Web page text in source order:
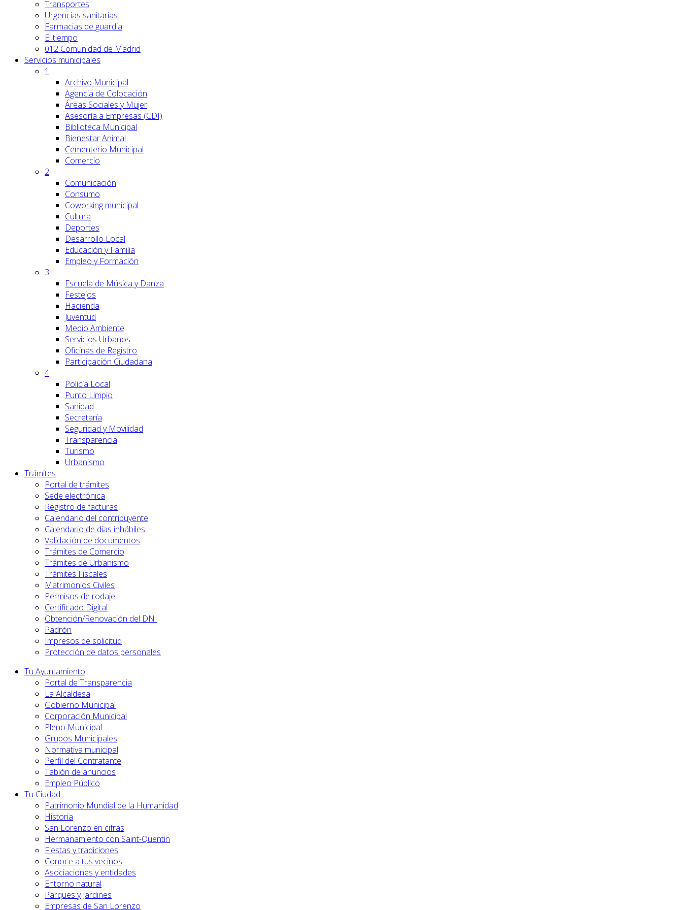
Transportes
Urgencias sanitarias
Farmacias de guardia
El tiempo
012 Comunidad de Madrid
Servicios municipales
1
Archivo Municipal
Agencia de Colocación
Áreas Sociales y Mujer
Asesoría a Empresas (CDI)
Biblioteca Municipal
Bienestar Animal
Cementerio Municipal
Comercio
2
Comunicación
Consumo
Coworking municipal
Cultura
Deportes
Desarrollo Local
Educación y Familia
Empleo y Formación
3
Escuela de Música y Danza
Festejos
Hacienda
Juventud
Medio Ambiente
Servicios Urbanos
Oficinas de Registro
Participación Ciudadana
4
Policía Local
Punto Limpio
Sanidad
Secretaría
Seguridad y Movilidad
Transparencia
Turismo
Urbanismo
Trámites
Portal de trámites
Sede electrónica
Registro de facturas
Calendario del contribuyente
Calendario de días inhábiles
Validación de documentos
Trámites de Comercio
Trámites de Urbanismo
Trámites Fiscales
Matrimonios Civiles
Permisos de rodaje
Certificado Digital
Obtención/Renovación del DNI
Padrón
Impresos de solicitud
Protección de datos personales
Tu Ayuntamiento
Portal de Transparencia
La Alcaldesa
Gobierno Municipal
Corporación Municipal
Pleno Municipal
Grupos Municipales
Normativa municipal
Perfil del Contratante
Tablón de anuncios
Empleo Público
Tu Ciudad
Patrimonio Mundial de la Humanidad
Historia
San Lorenzo en cifras
Hermanamiento con Saint-Quentin
Fiestas y tradiciones
Conoce a tus vecinos
Asociaciones y entidades
Entorno natural
Parques y Jardines
Empresas de San Lorenzo